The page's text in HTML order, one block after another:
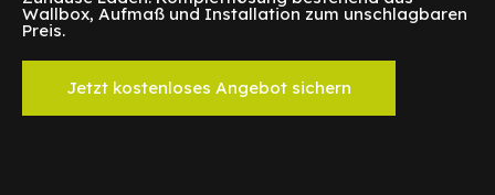
Wallbox, Aufmaß und Installation zum unschlagbaren
Preis.
Jetzt kostenloses Angebot sichern